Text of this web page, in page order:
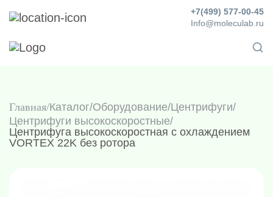
Info@moleculab.ru
+7(499) 577-00-45
Главная Каталог/Оборудование/Центрифуги/
Центрифуги высокоскоростные/
Центрифуга высокоскоростная с охлаждением
VORTEX 22K без ротора